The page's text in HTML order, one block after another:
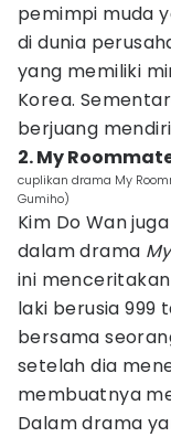
pemimpi muda
di dunia
yang memiliki
Korea.
berjuang
2. My
cuplikan drama My
Gumiho)
Kim Do Wan
dalam drama
ini
laki berusia 999
bersama
setelah dia
membuatnya
Dalam drama